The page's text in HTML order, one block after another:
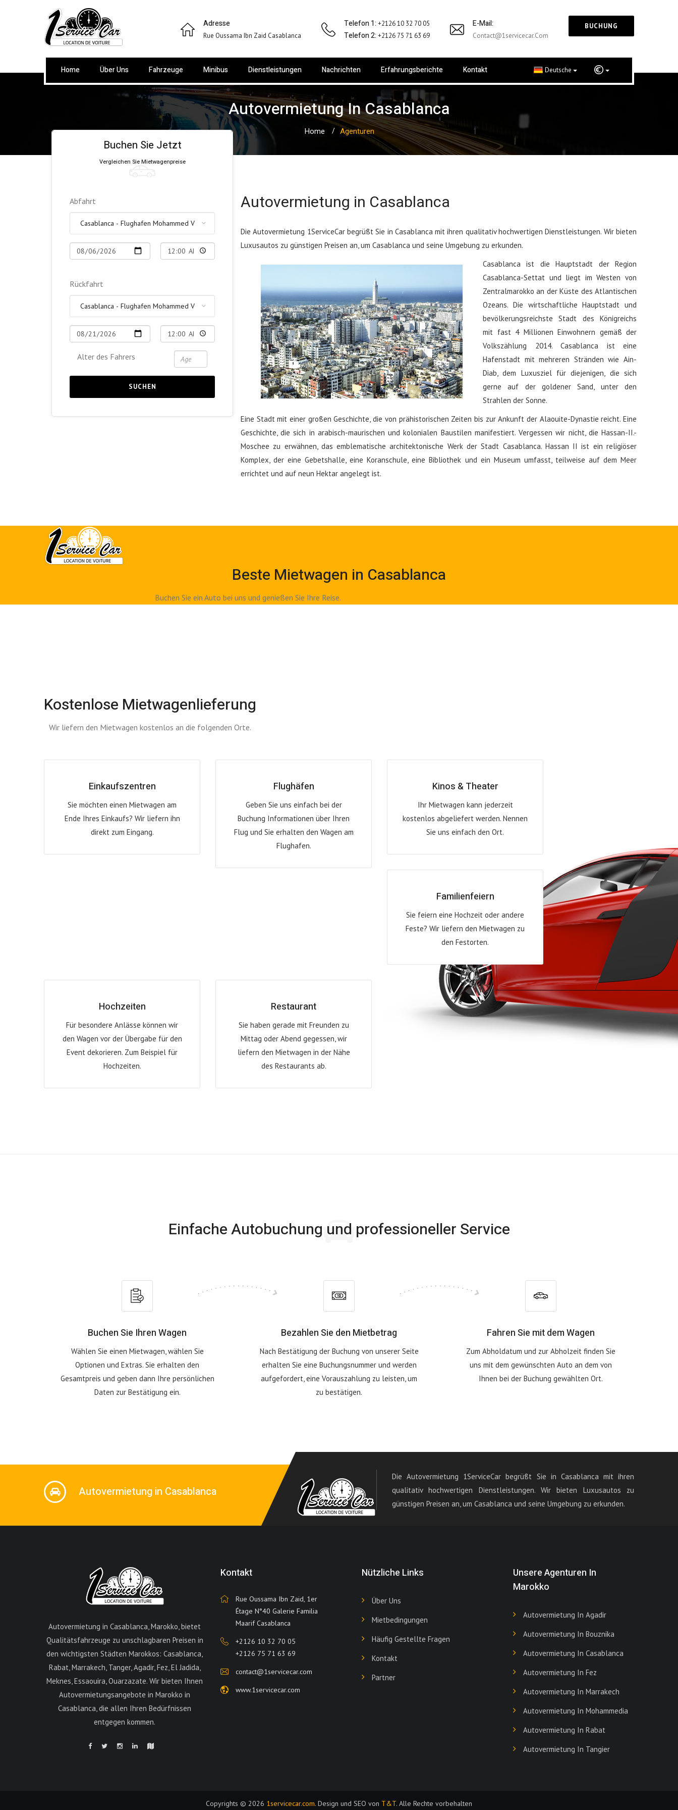
Adresse
Rue Oussama Ibn Zaid Casablanca
Telefon 1: +2126 10 32 70 05
Telefon 2: +2126 75 71 63 69
E-Mail:
Contact@1servicecar.com
BUCHUNG
Home Über Uns Fahrzeuge Minibus Dienstleistungen Nachrichten Erfahrungsberichte Kontakt Deutsche
Autovermietung In Casablanca
Home Agenturen
Buchen Sie Jetzt
Vergleichen Sie Mietwagenpreise
Abfahrt
Rückfahrt
Alter des Fahrers
SUCHEN
Autovermietung in Casablanca
Die Autovermietung 1ServiceCar begrüßt Sie in Casablanca mit ihren qualitativ hochwertigen Dienstleistungen. Wir bieten
Luxusautos zu günstigen Preisen an, um Casablanca und seine Umgebung zu erkunden.
Casablanca ist die Hauptstadt der Region
Casablanca-Settat und liegt im Westen von
Zentralmarokko an der Küste des Atlantischen
Ozeans. Die wirtschaftliche Hauptstadt und
bevölkerungsreichste Stadt des Königreichs
mit fast 4 Millionen Einwohnern gemäß der
Volkszählung 2014. Casablanca ist eine
Hafenstadt mit mehreren Stränden wie Ain-
Diab, dem Luxusziel für diejenigen, die sich
gerne auf der goldener Sand, unter den
Strahlen der Sonne.
Eine Stadt mit einer großen Geschichte, die von prähistorischen Zeiten bis zur Ankunft der Alaouite-Dynastie reicht. Eine
Geschichte, die sich in arabisch-maurischen und kolonialen Baustilen manifestiert. Vergessen wir nicht, die Hassan-II.-
Moschee zu erwähnen, das emblematische architektonische Werk der Stadt Casablanca. Hassan II ist ein religiöser
Komplex, der eine Gebetshalle, eine Koranschule, eine Bibliothek und ein Museum umfasst, teilweise auf dem Meer
errichtet und auf neun Hektar angelegt ist.
Beste Mietwagen in Casablanca
Buchen Sie ein Auto bei uns und genießen Sie Ihre Reise.
Kostenlose Mietwagenlieferung
Wir liefern den Mietwagen kostenlos an die folgenden Orte.
Einkaufszentren
Sie möchten einen Mietwagen am
Ende Ihres Einkaufs? Wir liefern ihn
direkt zum Eingang.
Flughäfen
Geben Sie uns einfach bei der
Buchung Informationen über Ihren
Flug und Sie erhalten den Wagen am
Flughafen.
Kinos & Theater
Ihr Mietwagen kann jederzeit
kostenlos abgeliefert werden. Nennen
Sie uns einfach den Ort.
Familienfeiern
Sie feiern eine Hochzeit oder andere
Feste? Wir liefern den Mietwagen zu
den Festorten.
Hochzeiten
Für besondere Anlässe können wir
den Wagen vor der Übergabe für den
Event dekorieren. Zum Beispiel für
Hochzeiten.
Restaurant
Sie haben gerade mit Freunden zu
Mittag oder Abend gegessen, wir
liefern den Mietwagen in der Nähe
des Restaurants ab.
Einfache Autobuchung und professioneller Service
Buchen Sie Ihren Wagen
Wählen Sie einen Mietwagen, wählen Sie
Optionen und Extras. Sie erhalten den
Gesamtpreis und geben dann Ihre persönlichen
Daten zur Bestätigung ein.
Bezahlen Sie den Mietbetrag
Nach Bestätigung der Buchung von unserer Seite
erhalten Sie eine Buchungsnummer und werden
aufgefordert, eine Vorauszahlung zu leisten, um
zu bestätigen.
Fahren Sie mit dem Wagen
Zum Abholdatum und zur Abholzeit finden Sie
uns mit dem gewünschten Auto an dem von
Ihnen bei der Buchung gewählten Ort.
Autovermietung in Casablanca
Die Autovermietung 1ServiceCar begrüßt Sie in Casablanca mit ihren
qualitativ hochwertigen Dienstleistungen. Wir bieten Luxusautos zu
günstigen Preisen an, um Casablanca und seine Umgebung zu erkunden.
Autovermietung in Casablanca, Marokko, bietet
Qualitätsfahrzeuge zu unschlagbaren Preisen in
den wichtigsten Städten Marokkos: Casablanca,
Rabat, Marrakech, Tanger, Agadir, Fez, El Jadida,
Meknes, Essaouira, Ouarzazate. Wir bieten Ihnen
Autovermietungsangebote in Marokko in
Casablanca, die allen Ihren Bedürfnissen
entgegen kommen.
Kontakt
Rue Oussama Ibn Zaid, 1er
Étage N°40 Galerie Familia
Maarif Casablanca
+2126 10 32 70 05
+2126 75 71 63 69
contact@1servicecar.com
www.1servicecar.com
Nützliche Links
Über Uns
Mietbedingungen
Häufig Gestellte Fragen
Kontakt
Partner
Unsere Agenturen In
Marokko
Autovermietung In Agadir
Autovermietung In Bouznika
Autovermietung In Casablanca
Autovermietung In Fez
Autovermietung In Marrakech
Autovermietung In Mohammedia
Autovermietung In Rabat
Autovermietung In Tangier
Copyrights © 2026 1servicecar.com. Design und SEO von T&T. Alle Rechte vorbehalten